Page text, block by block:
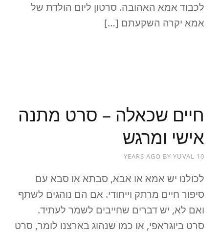
לכבוד אמא האהובה. סרטון ליום הולדת של
אמא יקרה השקעתם […]
חיים שכאלה – סרט מתנה
אישי ומרגש
10 YEARS AGO
BY YUVAL
לכולנו יש אמא או אבא, סבתא או סבא עם
סיפור חיים מרתק וייחודי. אם הם נוהגים לשתף
ואם לא, יש דברים שחייבים לשמר לעתיד.
סרט ביוגראפי, או כמו שנהוג בארצנו לומר, סרט